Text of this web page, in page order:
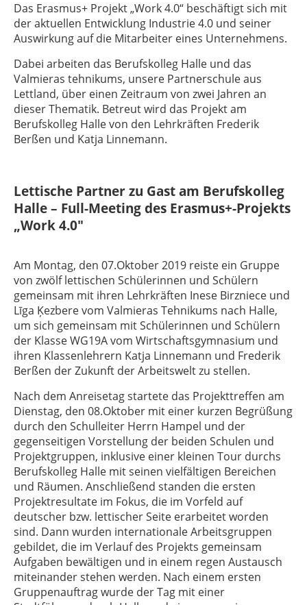
Das Erasmus+ Projekt „Work 4.0“ beschäftigt sich mit
der aktuellen Entwicklung Industrie 4.0 und seiner
Auswirkung auf die Mitarbeiter eines Unternehmens.
Dabei arbeiten das Berufskolleg Halle und das
Valmieras tehnikums, unsere Partnerschule aus
Lettland, über einen Zeitraum von zwei Jahren an
dieser Thematik. Betreut wird das Projekt am
Berufskolleg Halle von den Lehrkräften Frederik
Berßen und Katja Linnemann.
Lettische Partner zu Gast am Berufskolleg
Halle – Full-Meeting des Erasmus+-Projekts
„Work 4.0″
Am Montag, den 07.Oktober 2019 reiste ein Gruppe
von zwölf lettischen Schülerinnen und Schülern
gemeinsam mit ihren Lehrkräften Inese Birzniece und
Līga Ķezbere vom Valmieras Tehnikums nach Halle,
um sich gemeinsam mit Schülerinnen und Schülern
der Klasse WG19A vom Wirtschaftsgymnasium und
ihren Klassenlehrern Katja Linnemann und Frederik
Berßen der Zukunft der Arbeitswelt zu stellen.
Nach dem Anreisetag startete das Projekttreffen am
Dienstag, den 08.Oktober mit einer kurzen Begrüßung
durch den Schulleiter Herrn Hampel und der
gegenseitigen Vorstellung der beiden Schulen und
Projektgruppen, inklusive einer kleinen Tour durchs
Berufskolleg Halle mit seinen vielfältigen Bereichen
und Räumen. Anschließend standen die ersten
Projektresultate im Fokus, die im Vorfeld auf
deutscher bzw. lettischer Seite erarbeitet worden
sind. Dann wurden internationale Arbeitsgruppen
gebildet, die im Verlauf des Projekts gemeinsam
Aufgaben bewältigen und in einem regen Austausch
miteinander stehen werden. Nach einem ersten
Gruppenauftrag wurde der Tag mit einer